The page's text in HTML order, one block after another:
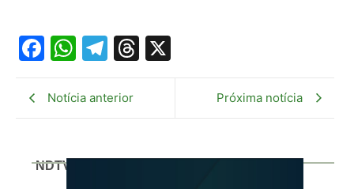
Facebook
WhatsApp
Telegram
Threads
Notícia anterior Próxima notícia
NDTV